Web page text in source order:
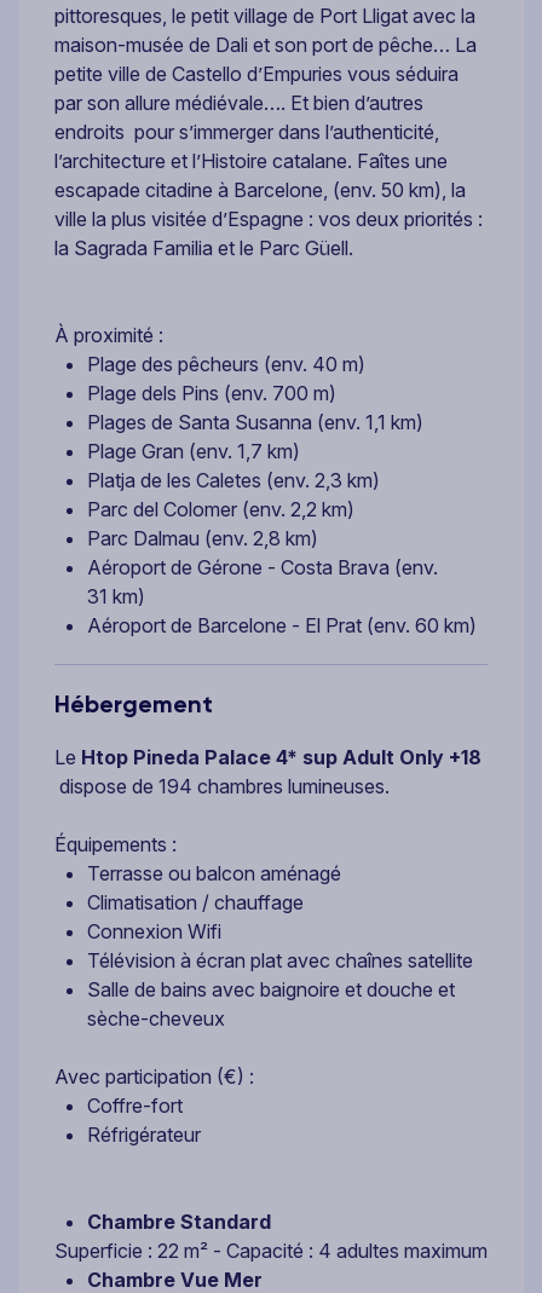
pittoresques, le petit village de Port Lligat avec la
maison-musée de Dali et son port de pêche… La
petite ville de Castello d’Empuries vous séduira
par son allure médiévale…. Et bien d’autres
endroits pour s’immerger dans l’authenticité,
l’architecture et l’Histoire catalane. Faîtes une
escapade citadine à Barcelone, (env. 50 km), la
ville la plus visitée d’Espagne : vos deux priorités :
la Sagrada Familia et le Parc Güell.
À proximité :
Plage des pêcheurs (env. 40 m)
Plage dels Pins (env. 700 m)
Plages de Santa Susanna (env. 1,1 km)
Plage Gran (env. 1,7 km)
Platja de les Caletes (env. 2,3 km)
Parc del Colomer (env. 2,2 km)
Parc Dalmau (env. 2,8 km)
Aéroport de Gérone - Costa Brava (env.
31 km)
Aéroport de Barcelone - El Prat (env. 60 km)
Hébergement
Le Htop Pineda Palace 4* sup Adult Only +18
dispose de 194 chambres lumineuses.
Équipements :
Terrasse ou balcon aménagé
Climatisation / chauffage
Connexion Wifi
Télévision à écran plat avec chaînes satellite
Salle de bains avec baignoire et douche et
sèche-cheveux
Avec participation (€) :
Coffre-fort
Réfrigérateur
Chambre Standard
Superficie : 22 m² - Capacité : 4 adultes maximum
Chambre Vue Mer